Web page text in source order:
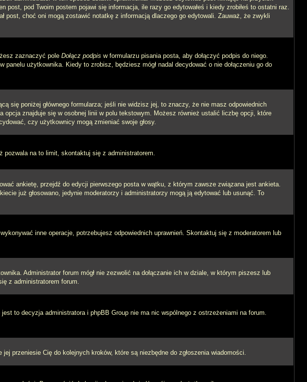
pod Twoim postem pojawi się informacja, ile razy go edytowałeś i kiedy zrobiłeś to ostatni raz.
post, choć oni mogą zostawić notatkę z informacją dlaczego go edytowali. Zauważ, że zwykli
zaznaczyć pole Dołącz podpis w formularzu pisania posta, aby dołączyć podpis do niego.
użytkownika. Kiedy to zrobisz, będziesz mógł nadal decydować o nie dołączeniu go do
się poniżej głównego formularza; jeśli nie widzisz jej, to znaczy, że nie masz odpowiednich
opcja znajduje się w osobnej linii w polu tekstowym. Możesz również ustalić liczbę opcji, które
czy użytkownicy mogą zmieniać swoje głosy.
na to limit, skontaktuj się z administratorem.
ankietę, przejdź do edycji pierwszego posta w wątku, z którym zawsze związana jest ankieta.
już głosowano, jedynie moderatorzy i administratorzy mogą ją edytować lub usunąć. To
inne operacje, potrzebujesz odpowiednich uprawnień. Skontaktuj się z moderatorem lub
Administrator forum mógł nie zezwolić na dołączanie ich w dziale, w którym piszesz lub
z administratorem forum.
to decyzja administratora i phpBB Group nie ma nic wspólnego z ostrzeżeniami na forum.
przeniesie Cię do kolejnych kroków, które są niezbędne do zgłoszenia wiadomości.